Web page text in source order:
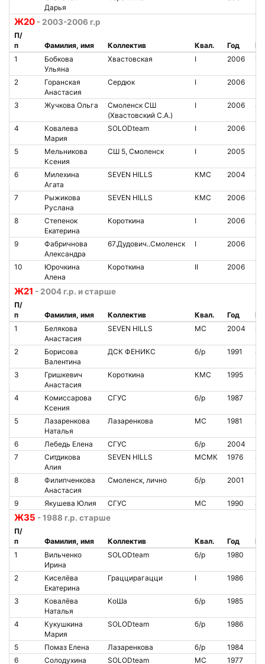
Дарья
Ж20 - 2003-2006 г.р
П/
п
Фамилия, имя Коллектив Квал. Год
№
1
Бобкова
Ульяна
Хвастовская I 2006
2
Горанская
Анастасия
Сердюк I 2006
3 Жучкова Ольга
Смоленск СШ
(Хвастовский С.А.)
I 2006
4
Ковалева
Мария
SOLODteam I 2006
5
Мельникова
Ксения
СШ 5, Смоленск I 2005
6
Милехина
Агата
SEVEN HILLS КМС 2004
7
Рыжикова
Руслана
SEVEN HILLS КМС 2006
8
Степенок
Екатерина
Короткина I 2006
9
Фабричнова
Александра
67.Дудович..Смоленск I 2006
10
Юрочкина
Алена
Короткина II 2006
Ж21 - 2004 г.р. и старше
П/
п
Фамилия, имя Коллектив Квал. Год
№
1
Белякова
Анастасия
SEVEN HILLS МС 2004
2
Борисова
Валентина
ДСК ФЕНИКС б/р 1991
3
Гришкевич
Анастасия
Короткина КМС 1995
4
Комиссарова
Ксения
СГУС б/р 1987
5
Лазаренкова
Наталья
Лазаренкова МС 1981
6 Лебедь Елена СГУС б/р
2004
7
Ситдикова
Алия
SEVEN HILLS МСМК 1976
8
Филипченкова
Анастасия
Смоленск, лично б/р 2001
9 Якушева Юлия СГУС МС 1990
Ж35 - 1988 г.р. старше
П/
п
Фамилия, имя Коллектив Квал. Год
№
1
Вильченко
Ирина
SOLODteam б/р 1980
2
Киселёва
Екатерина
Граццирагацци I 1986
3
Ковалёва
Наталья
КоШа б/р 1985
4
Кукушкина
Мария
SOLODteam б/р 1986
5 Помаз Елена Лазаренкова б/р
1984
6
Солодухина SOLODteam МС 1977